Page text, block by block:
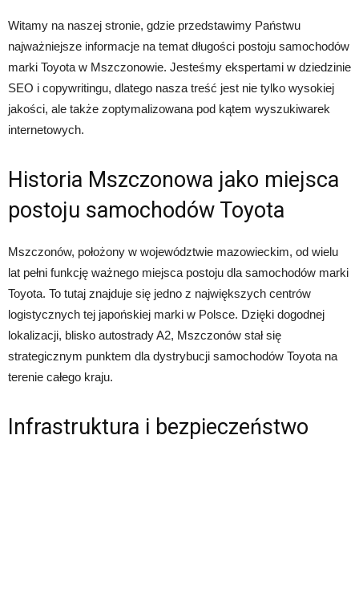
Witamy na naszej stronie, gdzie przedstawimy Państwu
najważniejsze informacje na temat długości postoju samochodów
marki Toyota w Mszczonowie. Jesteśmy ekspertami w dziedzinie
SEO i copywritingu, dlatego nasza treść jest nie tylko wysokiej
jakości, ale także zoptymalizowana pod kątem wyszukiwarek
internetowych.
Historia Mszczonowa jako miejsca
postoju samochodów Toyota
Mszczonów, położony w województwie mazowieckim, od wielu
lat pełni funkcję ważnego miejsca postoju dla samochodów marki
Toyota. To tutaj znajduje się jedno z największych centrów
logistycznych tej japońskiej marki w Polsce. Dzięki dogodnej
lokalizacji, blisko autostrady A2, Mszczonów stał się
strategicznym punktem dla dystrybucji samochodów Toyota na
terenie całego kraju.
Infrastruktura i bezpieczeństwo